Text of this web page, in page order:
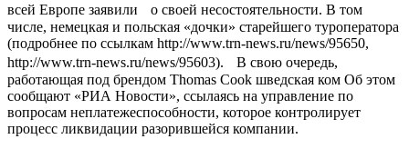
всей Европе заявили о своей несостоятельности. В том
числе, немецкая и польская «дочки» старейшего туроператора
(подробнее по ссылкам http://www.trn-news.ru/news/95650,
http://www.trn-news.ru/news/95603). В свою очередь,
работающая под брендом Thomas Cook шведская ком Об этом
сообщают «РИА Новости», ссылаясь на управление по
вопросам неплатежеспособности, которое контролирует
процесс ликвидации разорившейся компании.